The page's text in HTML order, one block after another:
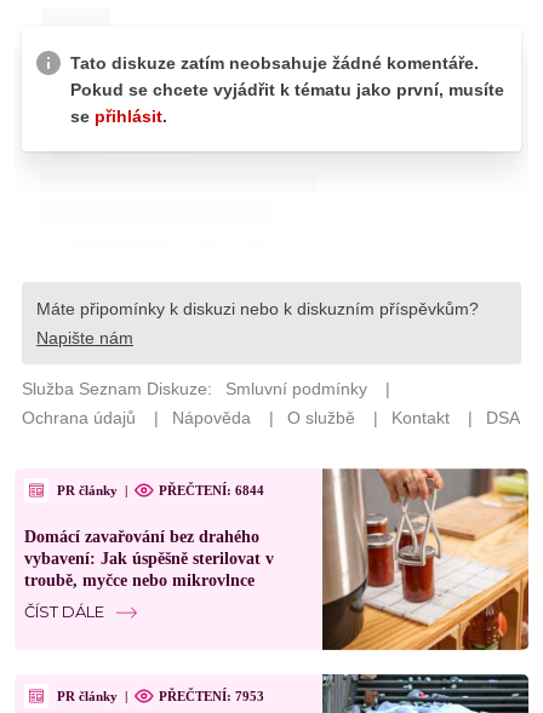
PR články | PŘEČTENÍ: 6844
Domácí zavařování bez drahého
vybavení: Jak úspěšně sterilovat v
troubě, myčce nebo mikrovlnce
ČÍST DÁLE
PR články | PŘEČTENÍ: 7953